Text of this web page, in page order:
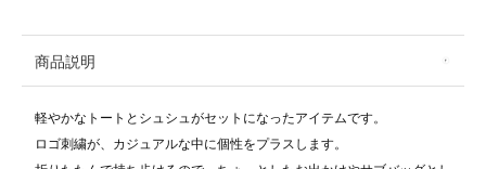
商品説明
軽やかなトートとシュシュがセットになったアイテムです。
ロゴ刺繍が、カジュアルな中に個性をプラスします。